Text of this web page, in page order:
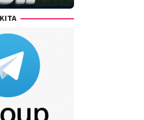
praktis dan update setiap hari.